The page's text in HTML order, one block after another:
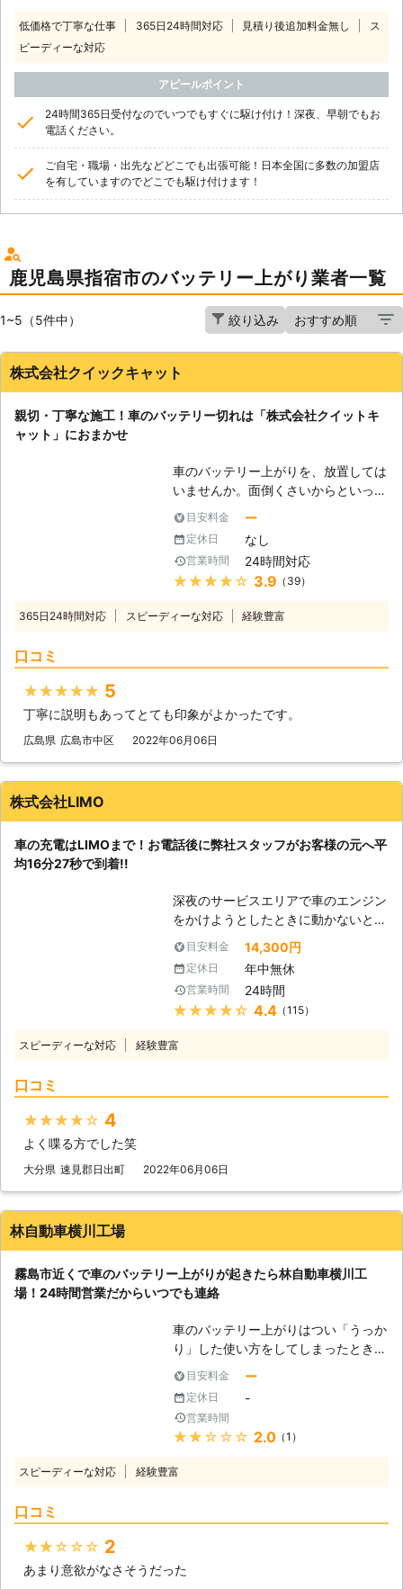
低価格で丁寧な仕事 365日24時間対応 見積り後追加料金無し
ス
ピーディーな対応
アピールポイント
24時間365日受付なのでいつでもすぐに駆け付け！深夜、早朝でもお
電話ください。
ご自宅・職場・出先などどこでも出張可能！日本全国に多数の加盟店
を有していますのでどこでも駆け付けます！
鹿児島県指宿市のバッテリー上がり業者一覧
1~5（5件中） 絞り込み
株式会社クイックキャット
親切・丁寧な施工！車のバッテリー切れは「株式会社クイットキ
ャット」におまかせ
車のバッテリー上がりを、放置しては
いませんか。面倒くさいからといって
バッテリー上がりを放置してしまう
と、タンク内のガソリンが固まって詰
まりを引き起こす恐れがあります。そ
のため、車のバッテリー上がりはすぐ
にでも解消する必要があるのです。
きは、「株式会社クイックキャット」
てしまったからです。車のエンジンは
バッテリー内の電気を利用して動きだ
って動かなくなってしまいます。
できます 車のバッテリーが上がって
しまったことに気づくのは、車を運転
しようとしたけれどうんともすんとも
動かないときです。実際に運転をしよ
うとしたその瞬間に気が付くので、時
間的に余裕がないことも多いでしょ
う。 そんなときこそ、弊社「株式会
社クイックキャット」の出番です！弊
えて準備しているからこそ、お客様か
のトラブルに迅速に解決して、車を走
らせることが可能です。お客様がすぐ
にでも運転ができる状況になるように
利用くださいませ。
目安料金 ー
定休日 なし
営業時間 24時間対応
★★★★★ 3.9 （39）
365日24時間対応 スピーディーな対応 経験豊富
口コミ
★★★★★ 5
丁寧に説明もあってとても印象がよかったです。
広島県 広島市中区 2022年06月06日
株式会社LIMO
車の充電はLIMOまで！お電話後に弊社スタッフがお客様の元へ平
均16分27秒で到着!!
深夜のサービスエリアで車のエンジン
をかけようとしたときに動かないと、
困ってしまいますよね。エンジンがか
からなければ自宅にも帰れない、観光
もできないので八方塞がりです。 そ
んなときこそ、弊社「LＩMO」がお
客様の元へすぐに駆けつけてお助けし
電話をいただいたてから平均16分27
を何度も反復すると、作業内容を覚え
けられるようになったのです。 この
時間で駆け付けることによって、お客
することができます。もしも車のエン
ジンが止まった場合、弊社までご連絡
くださいませ。連絡後、弊社スタッフ
がお客様の元へ駆けつけて車のバッテ
リーを充電させていただきます。
目安料金 14,300円
定休日 年中無休
営業時間 24時間
★★★★★ 4.4（115）
スピーディーな対応 経験豊富
口コミ
★★★★★ 4
よく喋る方でした笑
大分県 速見郡日出町 2022年06月06日
林自動車横川工場
霧島市近くで車のバッテリー上がりが起きたら林自動車横川工
場！24時間営業だからいつでも連絡
車のバッテリー上がりはつい「うっか
り」した使い方をしてしまったときに
起きやすいです。エンジンがかからな
いときに、以下のことに身に覚えがあ
れば、車のバッテリーが原因といえま
す。 ・エアコンをガンガンに長時間
つけていた ・ライトを付けたまま一
していた こんな時には、林自動車横
ライフを応援しています。 ●24時間
目安料金 ー
定休日 -
営業時間
★★★★★ 2.0（1）
スピーディーな対応 経験豊富
口コミ
★★★★★ 2
あまり意欲がなさそうだった